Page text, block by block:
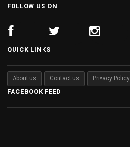
FOLLOW US ON
QUICK LINKS
About us Contact us Privacy Policy
FACEBOOK FEED